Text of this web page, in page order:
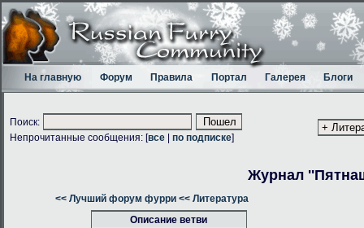
На главную Форум Правила Портал Галерея Блоги
Поиск:
Непрочитанные сообщения: [все по подписке]
Журнал
<< Лучший форум фурри << Литература
Описание ветви